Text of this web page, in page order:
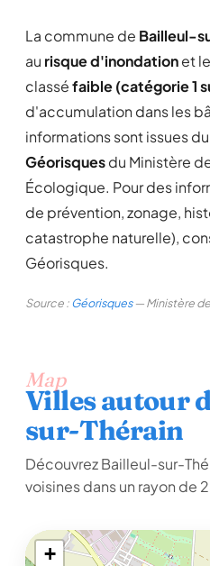
La commune de Bailleul-
au risque d'inondationet
classéfaible (catégorie 1
d'accumulation dans les
informations sont issues
Géorisquesdu Ministère
Écologique. Pour des
de prévention, zonage,
catastrophe naturelle),
Géorisques.
Source :Géorisques— Ministère
Map
Villes autour
sur-Thérain
Découvrez Bailleul-sur-
voisines dans un rayon de
+